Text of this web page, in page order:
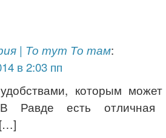
| То тут То там:
в 2:03 пп
которым может
Равде есть отличная